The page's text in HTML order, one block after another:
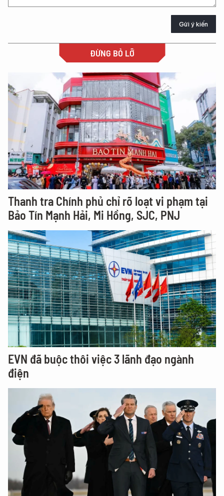
Gửi ý kiến
ĐỪNG BỎ LỠ
Thanh tra Chính phủ chỉ rõ loạt vi phạm tại
Bảo Tín Mạnh Hải, Mi Hồng, SJC, PNJ
EVN đã buộc thôi việc 3 lãnh đạo ngành
điện